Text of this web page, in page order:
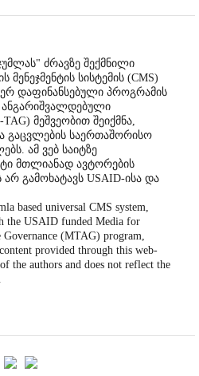
ძრავზე შექმნილი
სისტემის (CMS)
დაფინანსებული პროგრამის
ანგარიშვალდებული
მეშვეობით შეიქმნა,
გაცვლების საერთაშორისო
ამ ვებ საიტზე
მთლიანად ავტორების
არ გამოხატავს USAID-ისა და
based universal CMS system,
the USAID funded Media for
(MTAG) program,
provided through this web-
the authors and does not reflect the